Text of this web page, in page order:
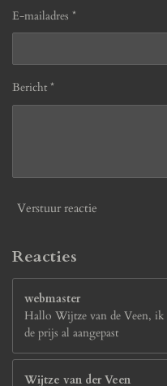
E-mailadres *
Bericht *
Verstuur reactie
Reacties
webmaster
Hallo Wijtze van de Veen,
de prijs al aangepast
Wijtze van der Veen